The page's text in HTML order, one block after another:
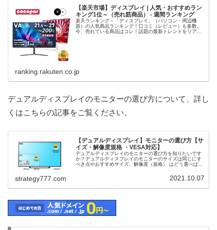
【楽天市場】ディスプレイ | 人気・おすすめラン
キング1位～（売れ筋商品） - 週間ランキング
楽天ランキング－「ディスプレイ」（パソコン・周辺機
器）の人気商品ランキング！口コミ（レビュー）も多数。
今、売れている商品はコレ！話題の最新トレンドをリアル
ranking.rakuten.co.jp
デュアルディスプレイのモニターの選び方について、詳し
くはこちらの記事をご覧ください。
【デュアルディスプレイ】モニターの選び方【サ
イズ・解像度規格 ・VESA対応】
デュアルディスプレイのモニターの選び方を知りたいです
か？デュアルディスプレイのモニターのサイズは同じにす
べき点やおすすめサイズ、解像度（規格） はどう選べばい
strategy777.com 2021.10.07